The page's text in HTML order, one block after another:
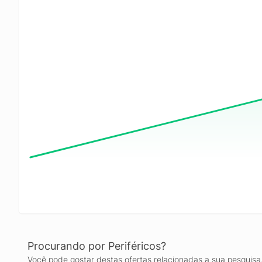
Procurando por Periféricos?
Você pode gostar destas ofertas relacionadas a sua